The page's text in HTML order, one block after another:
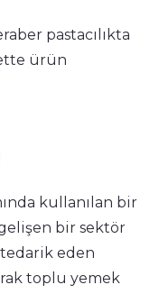
pastacılıkta
ürün
kullanılan bir
bir sektör
eden
toplu yemek